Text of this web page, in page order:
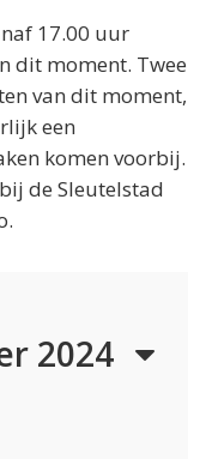
17.00 uur
dit moment. Twee
van dit moment,
een
komen voorbij.
de Sleutelstad
2024